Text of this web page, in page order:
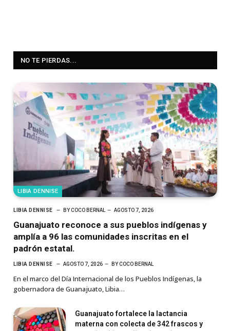
NO TE PIERDAS...
LIBIA DENNISE
LIBIA DENNISE BY COCO BERNAL AGOSTO 7, 2026
Guanajuato reconoce a sus pueblos indígenas y
amplía a 96 las comunidades inscritas en el
padrón estatal.
LIBIA DENNISE AGOSTO 7, 2026 BY COCO BERNAL
En el marco del Día Internacional de los Pueblos Indígenas, la
gobernadora de Guanajuato, Libia…
Guanajuato fortalece la lactancia
materna con colecta de 342 frascos y